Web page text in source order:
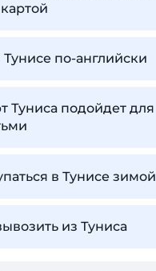
Тунисе по-английски
Туниса подойдет для
в Тунисе зимой
из Туниса